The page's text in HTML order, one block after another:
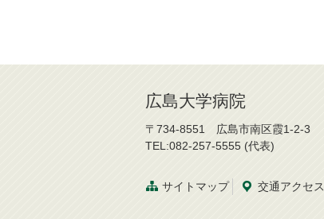
広島大学病院
〒734-8551 広島市南区霞1-2-3
TEL:082-257-5555 (代表)
サイトマップ 交通アクセス